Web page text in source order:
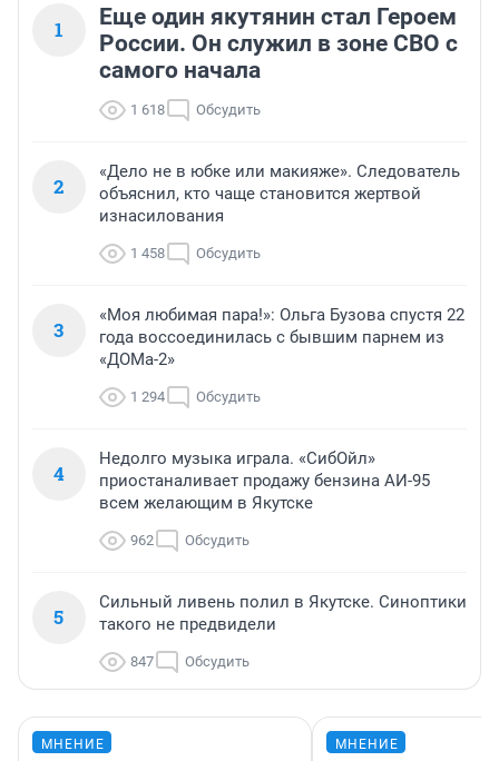
1
Еще один якутянин стал Героем
России. Он служил в зоне СВО с
самого начала
1 618 Обсудить
2
«Дело не в юбке или макияже». Следователь
объяснил, кто чаще становится жертвой
изнасилования
1 458 Обсудить
3
«Моя любимая пара!»: Ольга Бузова спустя 22
года воссоединилась с бывшим парнем из
«ДОМа-2»
1 294 Обсудить
4
Недолго музыка играла. «СибОйл»
приостаналивает продажу бензина АИ-95
всем желающим в Якутске
962 Обсудить
5
Сильный ливень полил в Якутске. Синоптики
такого не предвидели
847 Обсудить
МНЕНИЕ МНЕНИЕ